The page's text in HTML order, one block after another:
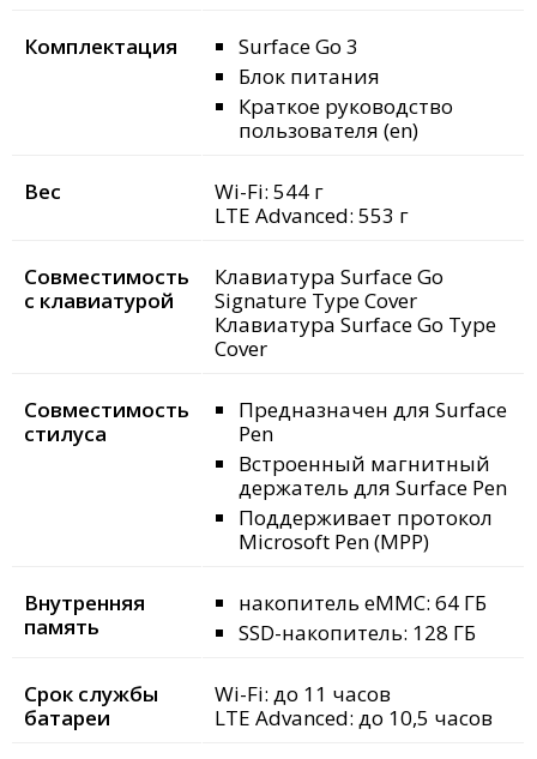
Комплектация
Surface Go 3
Блок питания
Краткое руководство
пользователя (en)
Вес
Wi-Fi: 544 г
LTE Advanced: 553 г
Совместимость
с клавиатурой
Клавиатура Surface Go
Signature Type Cover
Клавиатура Surface Go Type
Cover
Совместимость
стилуса
Предназначен для Surface
Pen
Встроенный магнитный
держатель для Surface Pen
Поддерживает протокол
Microsoft Pen (MPP)
Внутренняя
память
накопитель eMMC: 64 ГБ
SSD-накопитель: 128 ГБ
Срок службы
батареи
Wi-Fi: до 11 часов
LTE Advanced: до 10,5 часов